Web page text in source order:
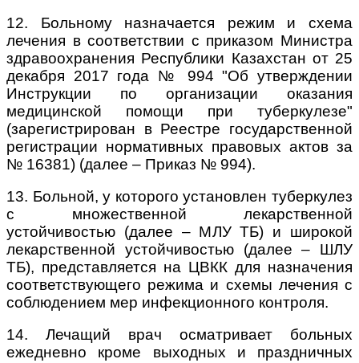
12. Больному назначается режим и схема
лечения в соответствии с приказом Министра
здравоохранения Республики Казахстан от 25
декабря 2017 года № 994 "Об утверждении
Инструкции по организации оказания
медицинской помощи при туберкулезе"
(зарегистрирован в Реестре государственной
регистрации нормативных правовых актов за
№ 16381) (далее – Приказ № 994).
13. Больной, у которого установлен туберкулез
с множественной лекарственной
устойчивостью (далее – МЛУ ТБ) и широкой
лекарственной устойчивостью (далее – ШЛУ
ТБ), представляется на ЦВКК для назначения
соответствующего режима и схемы лечения с
соблюдением мер инфекционного контроля.
14. Лечащий врач осматривает больных
ежедневно кроме выходных и праздничных